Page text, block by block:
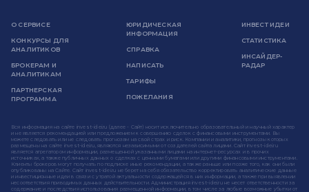
О СЕРВИСЕ
КОНКУРСЫ ДЛЯ
АНАЛИТИКОВ
БРОКЕРАМ И
АНАЛИТИКАМ
ПАРТНЕРСКАЯ
ПРОГРАММА
ЮРИДИЧЕСКАЯ
ИНФОРМАЦИЯ
СПРАВКА
НАПИСАТЬ
ТАРИФЫ
ПОЖЕЛАНИЯ
ИНВЕСТ ИДЕИ
СТАТИСТИКА
ИНСАЙДЕР-
РАДАР
Вся информация на сайте invest-idei.ru (далее - Сайт) носит исключительно образовательный и научный характер
и не является рекомендацией или предложением к совершению сделок с финансовыми инструментами. Вы
можете следовать или не следовать прогнозам на свой страх и риск. Компании и аналитики, прогнозы которых
размещены на сайте invest-idei.ru, являются независимыми от создателей сайта лицами. Сайт invest-idei.ru
является агрегатором информации, размещенной указанными лицами на интернет-ресурсах и в прочих
источниках, а также публичных данных о сделках с ценными бумагами или другими финансовыми инструментами.
Клиенты брокеров могут получать по подписке иные рекомендации, а также раньше или позже того, как они были
опубликованы на Сайте. Сайт invest-idei.ru не берет на себя обязательство корректировать аналитические данные
и инвестиционные идеи в связи с утратой актуальности содержащейся в них информации, а также при выявлении
несоответствия приводимых данных действительности. Администрация invest-idei.ru не несет ответственности за
содержание и последствия использования размещенной информации, в том числе за любые возможные убытки от